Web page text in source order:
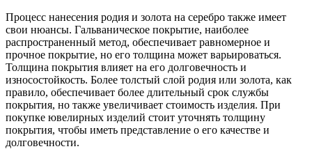
Процесс нанесения родия и золота на серебро также имеет
свои нюансы. Гальваническое покрытие, наиболее
распространенный метод, обеспечивает равномерное и
прочное покрытие, но его толщина может варьироваться.
Толщина покрытия влияет на его долговечность и
износостойкость. Более толстый слой родия или золота, как
правило, обеспечивает более длительный срок службы
покрытия, но также увеличивает стоимость изделия. При
покупке ювелирных изделий стоит уточнять толщину
покрытия, чтобы иметь представление о его качестве и
долговечности.